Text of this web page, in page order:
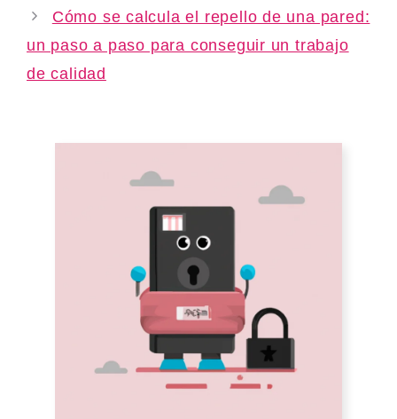
Cómo se calcula el repello de una pared:
un paso a paso para conseguir un trabajo
de calidad